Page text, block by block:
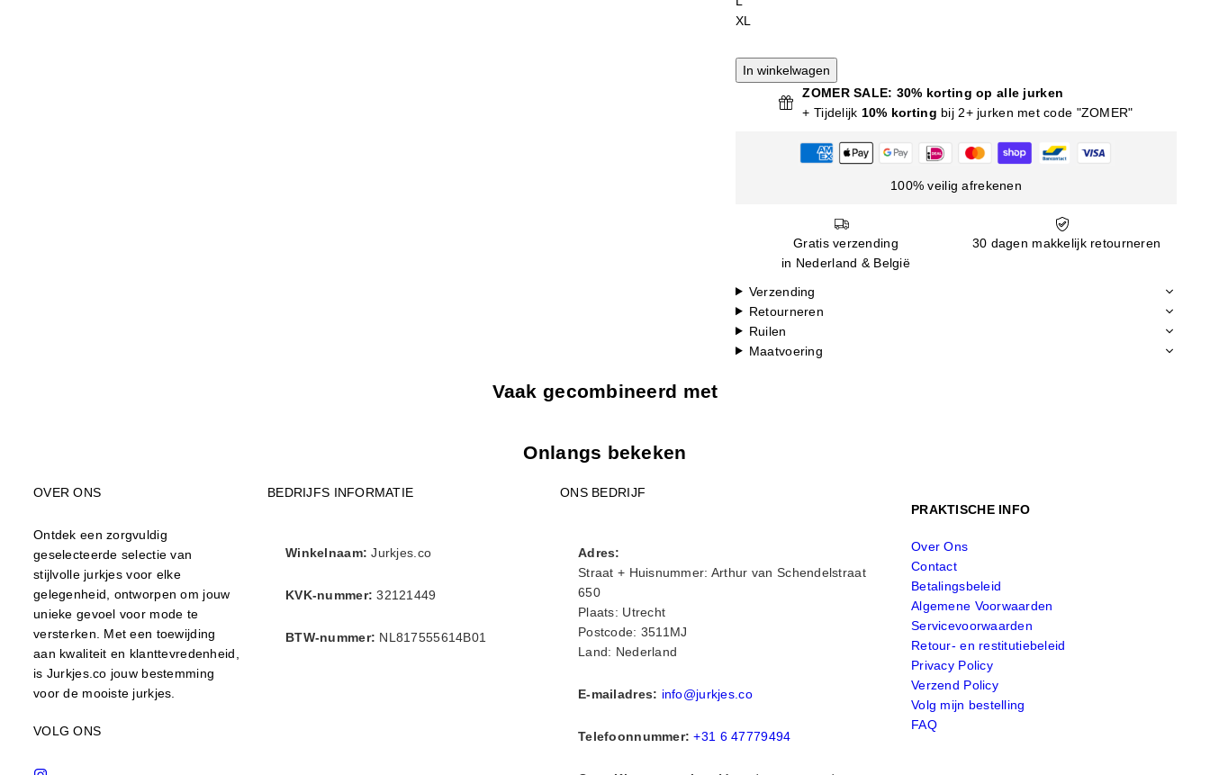
XL
In winkelwagen
ZOMER SALE: 30% korting op alle jurken
+ Tijdelijk 10% korting bij 2+ jurken met code "ZOMER"
100% veilig afrekenen
Gratis verzending
in Nederland & België
30 dagen makkelijk retourneren
Verzending
Retourneren
Ruilen
Maatvoering
Vaak gecombineerd met
Onlangs bekeken
OVER ONS
Ontdek een zorgvuldig
geselecteerde selectie van
stijlvolle jurkjes voor elke
gelegenheid, ontworpen om jouw
unieke gevoel voor mode te
versterken. Met een toewijding
aan kwaliteit en klanttevredenheid,
is Jurkjes.co jouw bestemming
voor de mooiste jurkjes.
VOLG ONS
BEDRIJFS INFORMATIE
Winkelnaam: Jurkjes.co
KVK-nummer: 32121449
BTW-nummer: NL817555614B01
ONS BEDRIJF
Adres:
Straat + Huisnummer: Arthur van Schendelstraat
650
Plaats: Utrecht
Postcode: 3511MJ
Land: Nederland
E-mailadres: info@jurkjes.co
Telefoonnummer: +31 6 47779494
PRAKTISCHE INFO
Over Ons
Contact
Betalingsbeleid
Algemene Voorwaarden
Servicevoorwaarden
Retour- en restitutiebeleid
Privacy Policy
Verzend Policy
Volg mijn bestelling
FAQ